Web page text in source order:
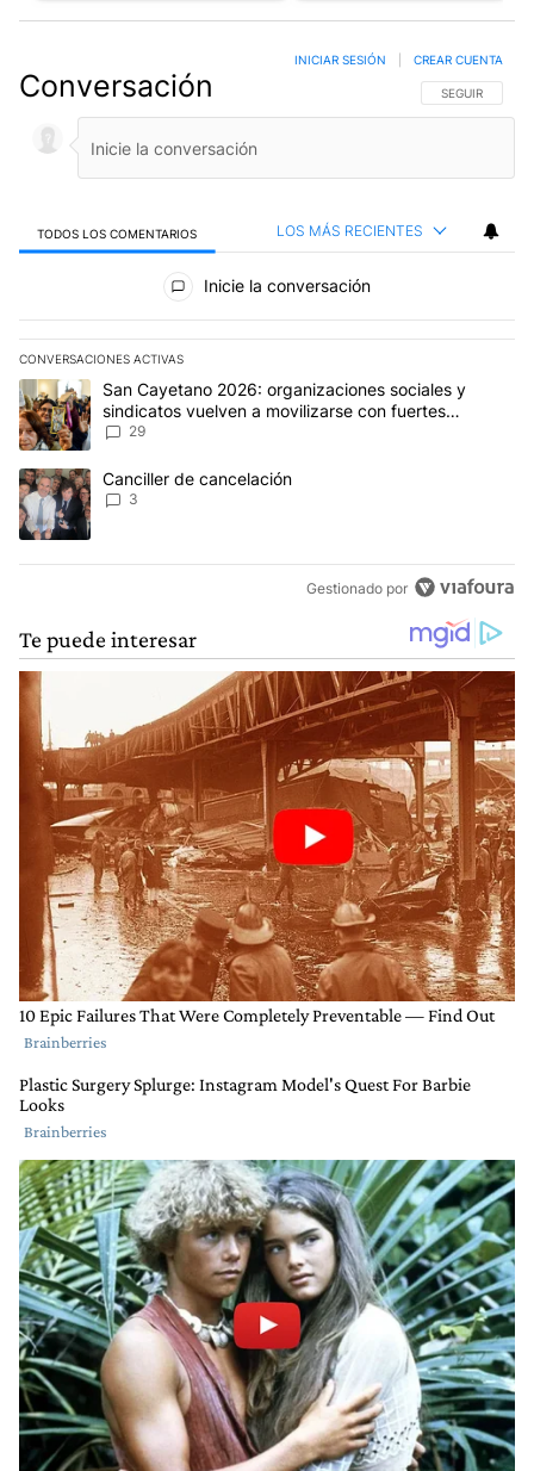
Conversación SIGA ESTA
SEGUIR
INICIAR SESIÓN CREAR CUENTA
TODOS LOS COMENTARIOS LOS MÁS RECIENTES
Todos los comentarios
Inicie la conversación
CONVERSACIONES ACTIVAS
Este listado muestra los artículos con más comentarios en los
Un artículo de tendencia con el título "San Cayetano 2026:
San Cayetano 2026: organizaciones sociales y
sindicatos vuelven a movilizarse con fuertes
reclamos al Gobierno
29
Un artículo de tendencia con el título "Canciller de cancelación"
Canciller de cancelación
3
Gestionado por